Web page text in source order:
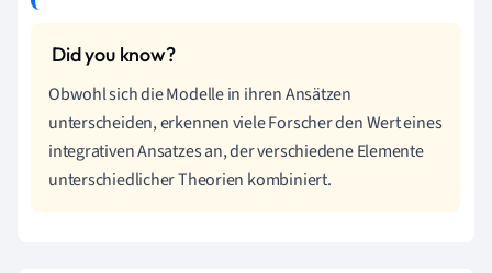
Obwohl sich die Modelle in ihren Ansätzen
unterscheiden, erkennen viele Forscher den Wert eines
integrativen Ansatzes an, der verschiedene Elemente
unterschiedlicher Theorien kombiniert.